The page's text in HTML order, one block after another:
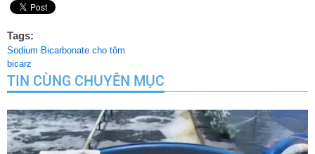
Tags:
Sodium Bicarbonate cho tôm
bicarz
TIN CÙNG CHUYÊN MỤC